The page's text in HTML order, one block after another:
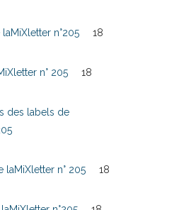
n°205
18
n° 205
18
des labels de
laMiXletter n° 205
18